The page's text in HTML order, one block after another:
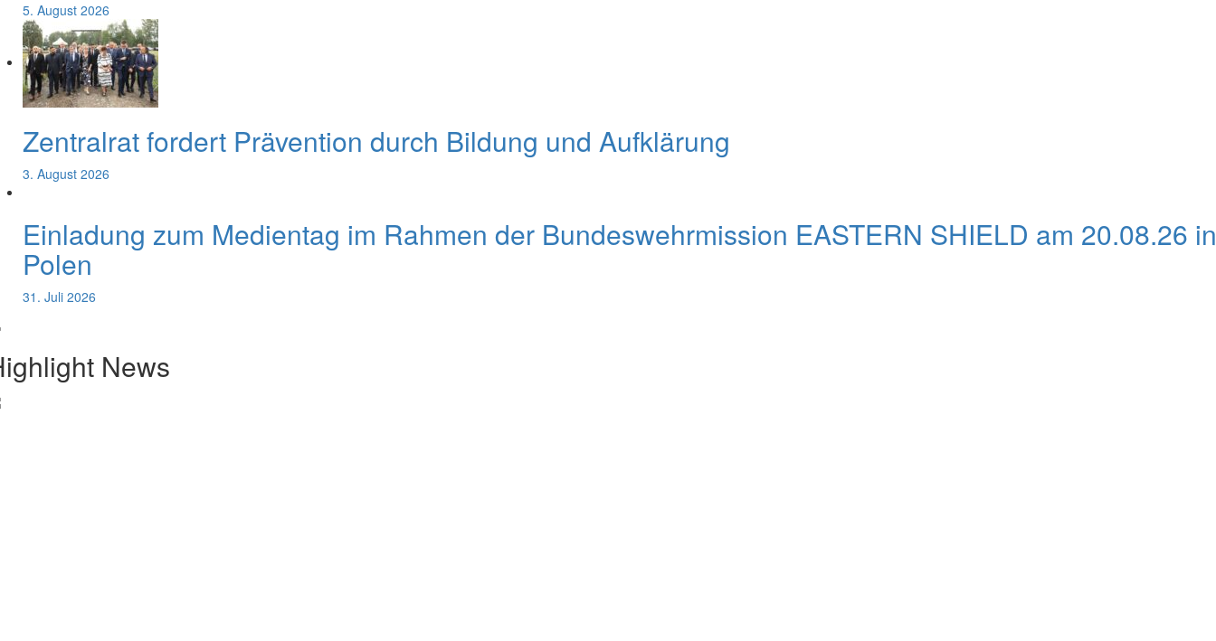
5. August 2026
Zentralrat fordert Prävention durch Bildung und Aufklärung
3. August 2026
Einladung zum Medientag im Rahmen der Bundeswehrmission EASTERN SHIELD am 20.08.26 in
Polen
31. Juli 2026
News